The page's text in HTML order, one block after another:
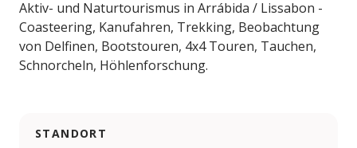
Aktiv- und Naturtourismus in Arrábida / Lissabon -
Coasteering, Kanufahren, Trekking, Beobachtung
von Delfinen, Bootstouren, 4x4 Touren, Tauchen,
Schnorcheln, Höhlenforschung.
STANDORT